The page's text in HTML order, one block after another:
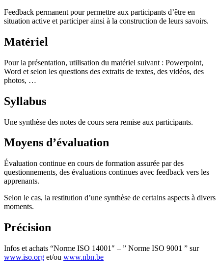
Feedback permanent pour permettre aux participants d’être en
situation active et participer ainsi à la construction de leurs savoirs.
Matériel
Pour la présentation, utilisation du matériel suivant : Powerpoint,
Word et selon les questions des extraits de textes, des vidéos, des
photos, …
Syllabus
Une synthèse des notes de cours sera remise aux participants.
Moyens d’évaluation
Évaluation continue en cours de formation assurée par des
questionnements, des évaluations continues avec feedback vers les
apprenants.
Selon le cas, la restitution d’une synthèse de certains aspects à divers
moments.
Précision
Infos et achats “Norme ISO 14001″ – ” Norme ISO 9001 ” sur
www.iso.org et/ou www.nbn.be